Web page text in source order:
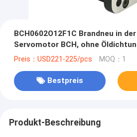
BCH0602O12F1C Brandneu in
Servomotor BCH, ohne
Menge
Preis：USD221-225/pcs MOQ：1
Bestpreis
Produkt-Beschreibung